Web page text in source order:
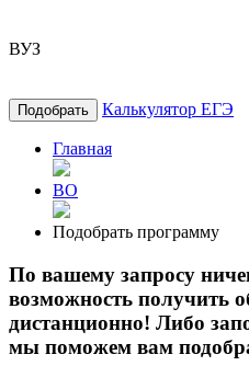
ВУЗ
Подобрать Калькулятор ЕГЭ
Главная
ВО
Подобрать программу
По вашему запросу
возможность получить
дистанционно! Либо
мы поможем вам